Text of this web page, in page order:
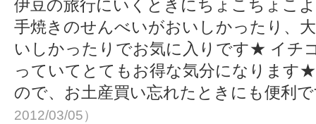
伊豆の旅行にいくときにちょこちょこ
手焼きのせんべいがおいしかったり、
いしかったりでお気に入りです★ イチ
っていてとてもお得な気分になります
ので、お土産買い忘れたときにも便利
2012/03/05）